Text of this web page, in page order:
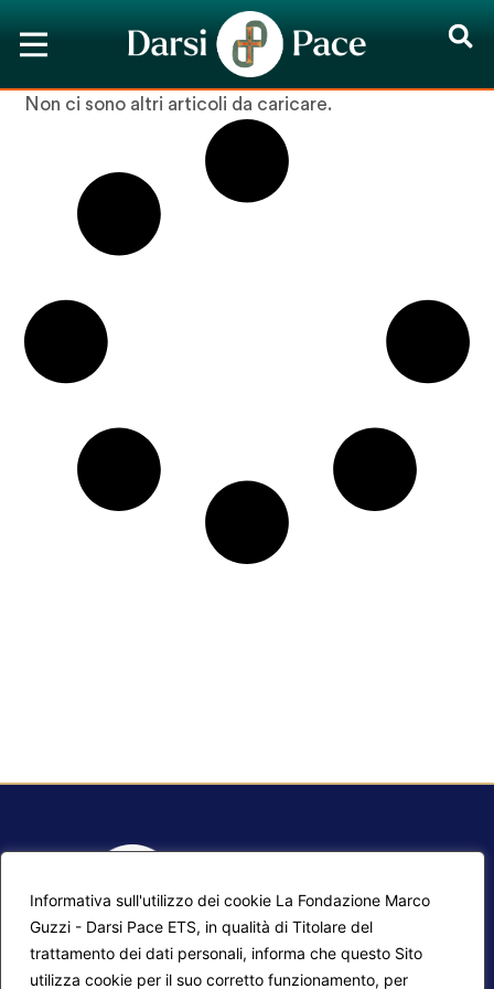
Informativa sull'utilizzo dei cookie La Fondazione Marco
Guzzi - Darsi Pace ETS, in qualità di Titolare del
trattamento dei dati personali, informa che questo Sito
utilizza cookie per il suo corretto funzionamento, per
Non ci sono altri articoli da caricare.